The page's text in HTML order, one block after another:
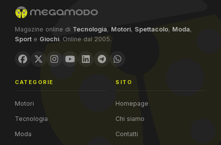
Magazine online di Tecnologia, Motori, Spettacolo, Moda,
Sport e Giochi. Online dal 2005.
CATEGORIE
Motori
Tecnologia
Moda
SITO
Homepage
Chi siamo
Contatti